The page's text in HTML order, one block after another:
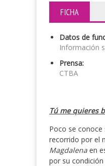
FICHA
Datos de
Información
Prensa:
CTBA
Tú me quieres
Poco se
recorrido por el
Magdalena en
por su